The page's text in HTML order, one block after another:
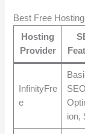
Best Free
Hosting
Provider
InfinityFre
e
SEO
ion,